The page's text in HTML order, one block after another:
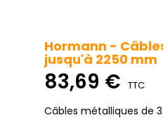
Hormann -
jusqu'à 2250 mm
83,69 € TTC
Câbles métalliques de